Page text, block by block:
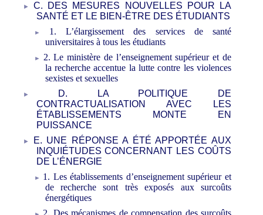
C. DES MESURES NOUVELLES POUR LA
SANTÉ ET LE BIEN-ÊTRE DES ÉTUDIANTS
1. L’élargissement des services de santé
universitaires à tous les étudiants
2. Le ministère de l’enseignement supérieur et de
la recherche accentue la lutte contre les violences
sexistes et sexuelles
D. LA POLITIQUE DE
CONTRACTUALISATION AVEC LES
ÉTABLISSEMENTS MONTE EN
PUISSANCE
E. UNE RÉPONSE A ÉTÉ APPORTÉE AUX
INQUIÉTUDES CONCERNANT LES COÛTS
DE L’ÉNERGIE
1. Les établissements d’enseignement supérieur et
de recherche sont très exposés aux surcoûts
énergétiques
2. Des mécanismes de compensation des surcoûts